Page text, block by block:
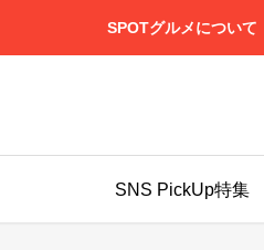
SPOTグルメについて
SNS PickUp特集